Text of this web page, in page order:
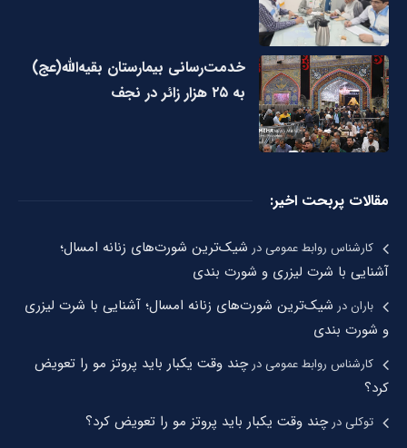
خدمت‌رسانی بیمارستان بقیه‌الله(عج)
به ۲۵ هزار زائر در نجف
مقالات پربحت اخیر:
کارشناس روابط عمومیدر شیک‌ترین شورت‌های زنانه امسال؛
آشنایی با شرت لیزری و شورت بندی
باراندر شیک‌ترین شورت‌های زنانه امسال؛ آشنایی با شرت لیزری
و شورت بندی
کارشناس روابط عمومیدرچند وقت یکبار باید پروتز مو را تعویض
کرد؟
توکلیدرچند وقت یکبار باید پروتز مو را تعویض کرد؟